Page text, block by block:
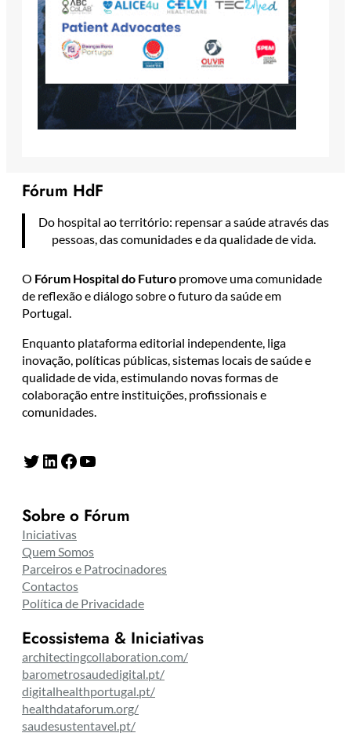
Fórum HdF
Do hospital ao território: repensar a saúde através das
pessoas, das comunidades e da qualidade de vida.
O Fórum Hospital do Futuro promove uma comunidade
de reflexão e diálogo sobre o futuro da saúde em
Portugal.
Enquanto plataforma editorial independente, liga
inovação, políticas públicas, sistemas locais de saúde e
qualidade de vida, estimulando novas formas de
colaboração entre instituições, profissionais e
comunidades.
Twitter LinkedIn Facebook YouTube
Sobre o Fórum
Iniciativas
Quem Somos
Parceiros e Patrocinadores
Contactos
Política de Privacidade
Ecossistema & Iniciativas
architectingcollaboration.com/
barometrosaudedigital.pt/
digitalhealthportugal.pt/
healthdataforum.org/
saudesustentavel.pt/